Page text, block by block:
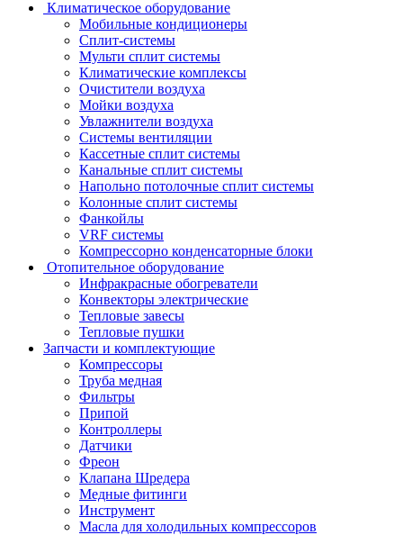
Климатическое оборудование
Мобильные кондиционеры
Сплит-системы
Мульти сплит системы
Климатические комплексы
Очистители воздуха
Мойки воздуха
Увлажнители воздуха
Системы вентиляции
Кассетные сплит системы
Канальные сплит системы
Напольно потолочные сплит системы
Колонные сплит системы
Фанкойлы
VRF системы
Компрессорно конденсаторные блоки
Отопительное оборудование
Инфракрасные обогреватели
Конвекторы электрические
Тепловые завесы
Тепловые пушки
Запчасти и комплектующие
Компрессоры
Труба медная
Фильтры
Припой
Контроллеры
Датчики
Фреон
Клапана Шредера
Медные фитинги
Инструмент
Масла для холодильных компрессоров